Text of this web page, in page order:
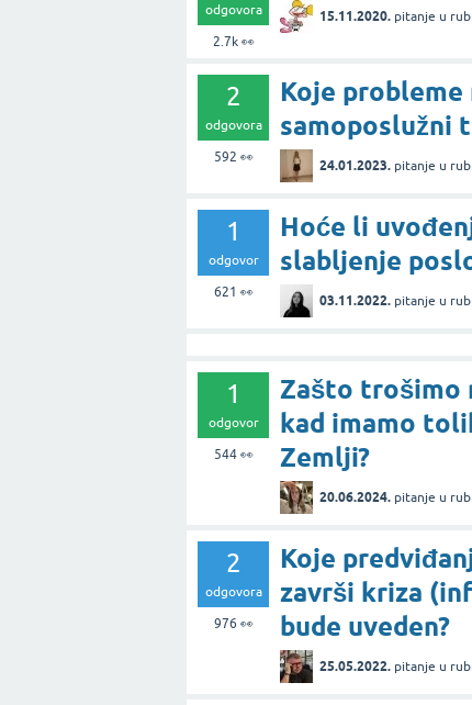
odgovora
2.7k👀
15.11.2020. pitanje u
2
odgovora
592 👀
Koje
samoposlužni
24.01.2023. pitanje u
1
odgovor
621 👀
Hoće li
slabljenje
03.11.2022. pitanje u
1
odgovor
544👀
Zašto trošimo
kad imamo
Zemlji?
20.06.2024. pitanje u
2
odgovora
976 👀
Koje
završi kriza
bude uveden?
25.05.2022. pitanje u